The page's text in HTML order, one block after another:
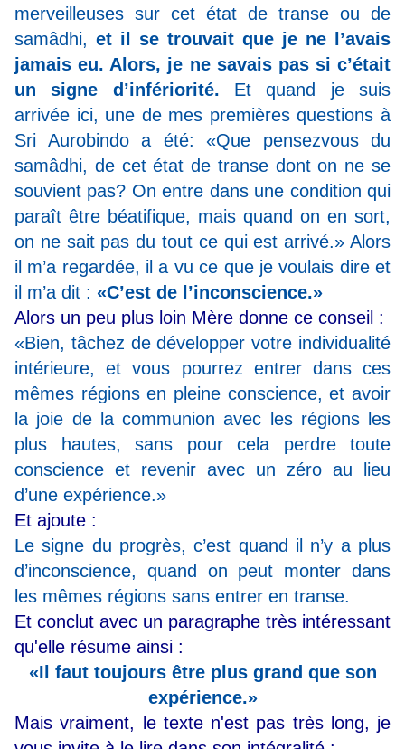
merveilleuses sur cet état de transe ou de
samâdhi, et il se trouvait que je ne l’avais
jamais eu. Alors, je ne savais pas si c’était
un signe d’infériorité. Et quand je suis
arrivée ici, une de mes premières questions à
Sri Aurobindo a été: «Que pensezvous du
samâdhi, de cet état de transe dont on ne se
souvient pas? On entre dans une condition qui
paraît être béatifique, mais quand on en sort,
on ne sait pas du tout ce qui est arrivé.» Alors
il m’a regardée, il a vu ce que je voulais dire et
il m’a dit : «C’est de l’inconscience.»
Alors un peu plus loin Mère donne ce conseil :
«Bien, tâchez de développer votre individualité
intérieure, et vous pourrez entrer dans ces
mêmes régions en pleine conscience, et avoir
la joie de la communion avec les régions les
plus hautes, sans pour cela perdre toute
conscience et revenir avec un zéro au lieu
d’une expérience.»
Et ajoute :
Le signe du progrès, c’est quand il n’y a plus
d’inconscience, quand on peut monter dans
les mêmes régions sans entrer en transe.
Et conclut avec un paragraphe très intéressant
qu'elle résume ainsi :
«Il faut toujours être plus grand que son
expérience.»
Mais vraiment, le texte n'est pas très long, je